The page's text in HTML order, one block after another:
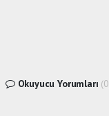
Okuyucu Yorumları